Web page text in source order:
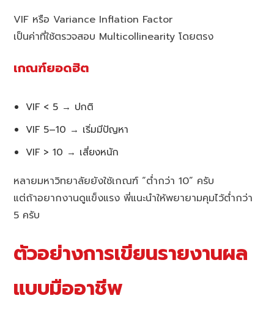
VIF หรือ Variance Inflation Factor
เป็นค่าที่ใช้ตรวจสอบ Multicollinearity โดยตรง
เกณฑ์ยอดฮิต
VIF < 5 → ปกติ
VIF 5–10 → เริ่มมีปัญหา
VIF > 10 → เสี่ยงหนัก
หลายมหาวิทยาลัยยังใช้เกณฑ์ “ต่ำกว่า 10” ครับ
แต่ถ้าอยากงานดูแข็งแรง พี่แนะนำให้พยายามคุมไว้ต่ำกว่า
5 ครับ
ตัวอย่างการเขียนรายงานผล
แบบมืออาชีพ